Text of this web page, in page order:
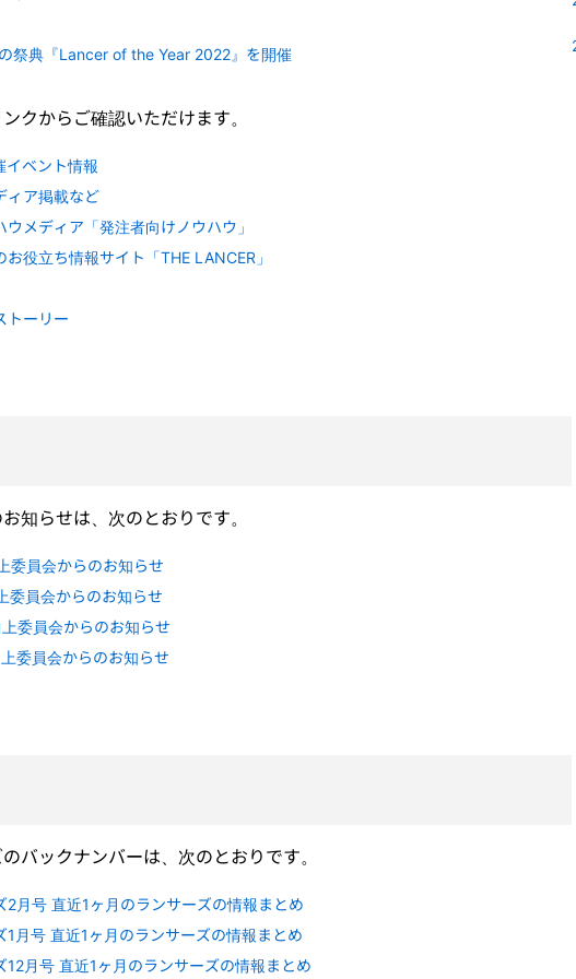
祭典『Lancer of the Year 2022』を開催
クからご確認いただけます。
イベント情報
ィア掲載など
メディア「発注者向けノウハウ」
役立ち情報サイト「THE LANCER」
トーリー
知らせは、次のとおりです。
委員会からのお知らせ
委員会からのお知らせ
委員会からのお知らせ
委員会からのお知らせ
バックナンバーは、次のとおりです。
2月号 直近1ヶ月のランサーズの情報まとめ
1月号 直近1ヶ月のランサーズの情報まとめ
12月号 直近1ヶ月のランサーズの情報まとめ